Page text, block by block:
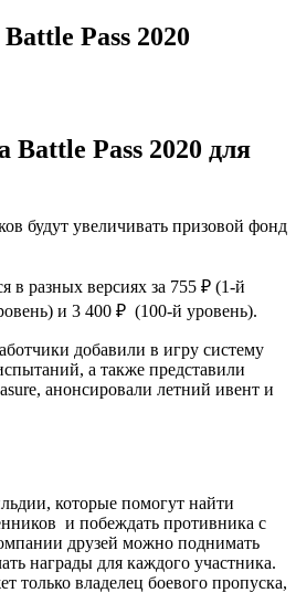
Pass 2020
Battle Pass 2020 для
будут увеличивать призовой фонд
в разных версиях за 755 ₽ (1-й
и 3 400 ₽ (100-й уровень).
добавили в игру систему
а также представили
анонсировали летний ивент и
которые помогут найти
и побеждать противника с
друзей можно поднимать
награды для каждого участника.
только владелец боевого пропуска,